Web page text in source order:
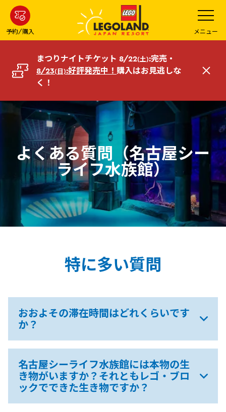
ン
コ
へ
予約/購入
メ
ニ
ュ
ー
を
開
メニュー
まつりナイトチケット 8/22(土):完売・
8/23(日):好評発売中！ 購入はお見逃しな
く！
閉
よくある質問（名古屋シー
ライフ水族館）
特に多い質問
おおよその滞在時間はどれくらいです
か？
名古屋シーライフ水族館には本物の生
き物がいますか？それともレゴ・ブロ
ックでできた生き物ですか？